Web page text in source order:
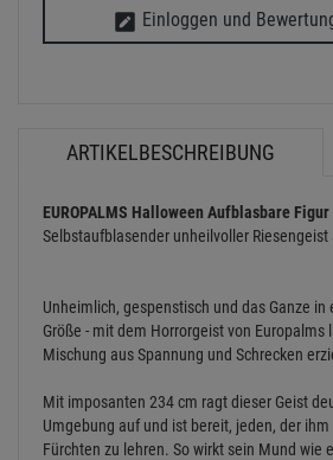
Einloggen und
ARTIKELBESCHREIBUNG
EUROPALMS Halloween Aufblasbare
Selbstaufblasender unheilvoller
Unheimlich, gespenstisch und das Ganze
Größe - mit dem Horrorgeist von Europalms
Mischung aus Spannung und Schrecken
Mit imposanten 234 cm ragt dieser Geist
Umgebung auf und ist bereit, jeden, der
Fürchten zu lehren. So wirkt sein Mund wie